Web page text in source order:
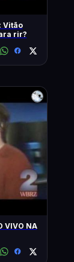
Vitão
rir?
VIVO NA